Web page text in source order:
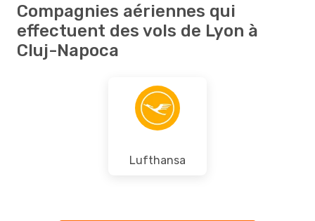
Compagnies aériennes qui
effectuent des vols de Lyon à
Cluj-Napoca
Lufthansa